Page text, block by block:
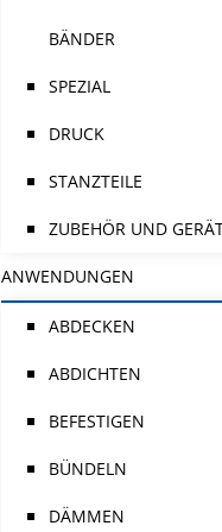
BÄNDER
SPEZIAL
DRUCK
STANZTEILE
ZUBEHÖR UND
ANWENDUNGEN
ABDECKEN
ABDICHTEN
BEFESTIGEN
BÜNDELN
DÄMMEN